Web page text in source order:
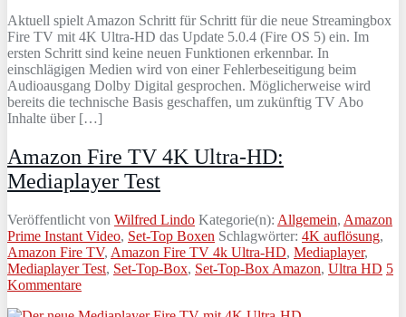
Aktuell spielt Amazon Schritt für Schritt für die neue Streamingbox
Fire TV mit 4K Ultra-HD das Update 5.0.4 (Fire OS 5) ein. Im
ersten Schritt sind keine neuen Funktionen erkennbar. In
einschlägigen Medien wird von einer Fehlerbeseitigung beim
Audioausgang Dolby Digital gesprochen. Möglicherweise wird
bereits die technische Basis geschaffen, um zukünftig TV Abo
Inhalte über […]
Amazon Fire TV 4K Ultra-HD:
Mediaplayer Test
Veröffentlicht von Wilfred Lindo Kategorie(n): Allgemein, Amazon
Prime Instant Video, Set-Top Boxen Schlagwörter: 4K auflösung,
Amazon Fire TV, Amazon Fire TV 4k Ultra-HD, Mediaplayer,
Mediaplayer Test, Set-Top-Box, Set-Top-Box Amazon, Ultra HD 5
Kommentare